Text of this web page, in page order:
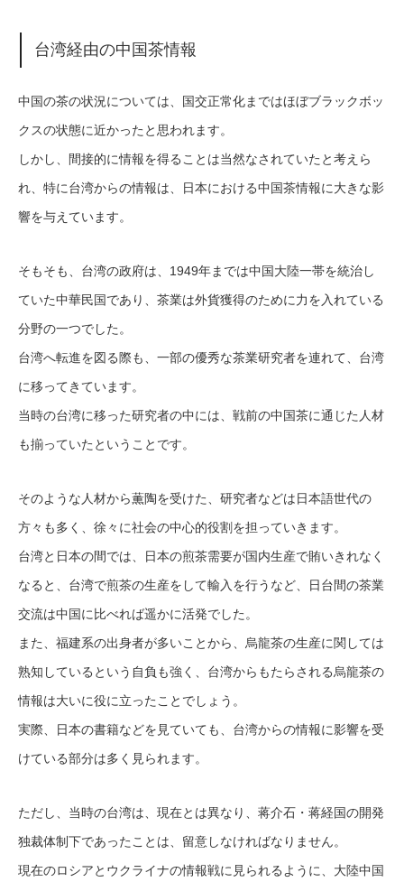
台湾経由の中国茶情報
中国の茶の状況については、国交正常化まではほぼブラックボッ
クスの状態に近かったと思われます。
しかし、間接的に情報を得ることは当然なされていたと考えら
れ、特に台湾からの情報は、日本における中国茶情報に大きな影
響を与えています。
そもそも、台湾の政府は、1949年までは中国大陸一帯を統治し
ていた中華民国であり、茶業は外貨獲得のために力を入れている
分野の一つでした。
台湾へ転進を図る際も、一部の優秀な茶業研究者を連れて、台湾
に移ってきています。
当時の台湾に移った研究者の中には、戦前の中国茶に通じた人材
も揃っていたということです。
そのような人材から薫陶を受けた、研究者などは日本語世代の
方々も多く、徐々に社会の中心的役割を担っていきます。
台湾と日本の間では、日本の煎茶需要が国内生産で賄いきれなく
なると、台湾で煎茶の生産をして輸入を行うなど、日台間の茶業
交流は中国に比べれば遥かに活発でした。
また、福建系の出身者が多いことから、烏龍茶の生産に関しては
熟知しているという自負も強く、台湾からもたらされる烏龍茶の
情報は大いに役に立ったことでしょう。
実際、日本の書籍などを見ていても、台湾からの情報に影響を受
けている部分は多く見られます。
ただし、当時の台湾は、現在とは異なり、蒋介石・蒋経国の開発
独裁体制下であったことは、留意しなければなりません。
現在のロシアとウクライナの情報戦に見られるように、大陸中国